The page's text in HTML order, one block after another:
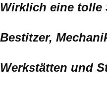
Wirklich eine tolle
Bestitzer,
Werkstätten und